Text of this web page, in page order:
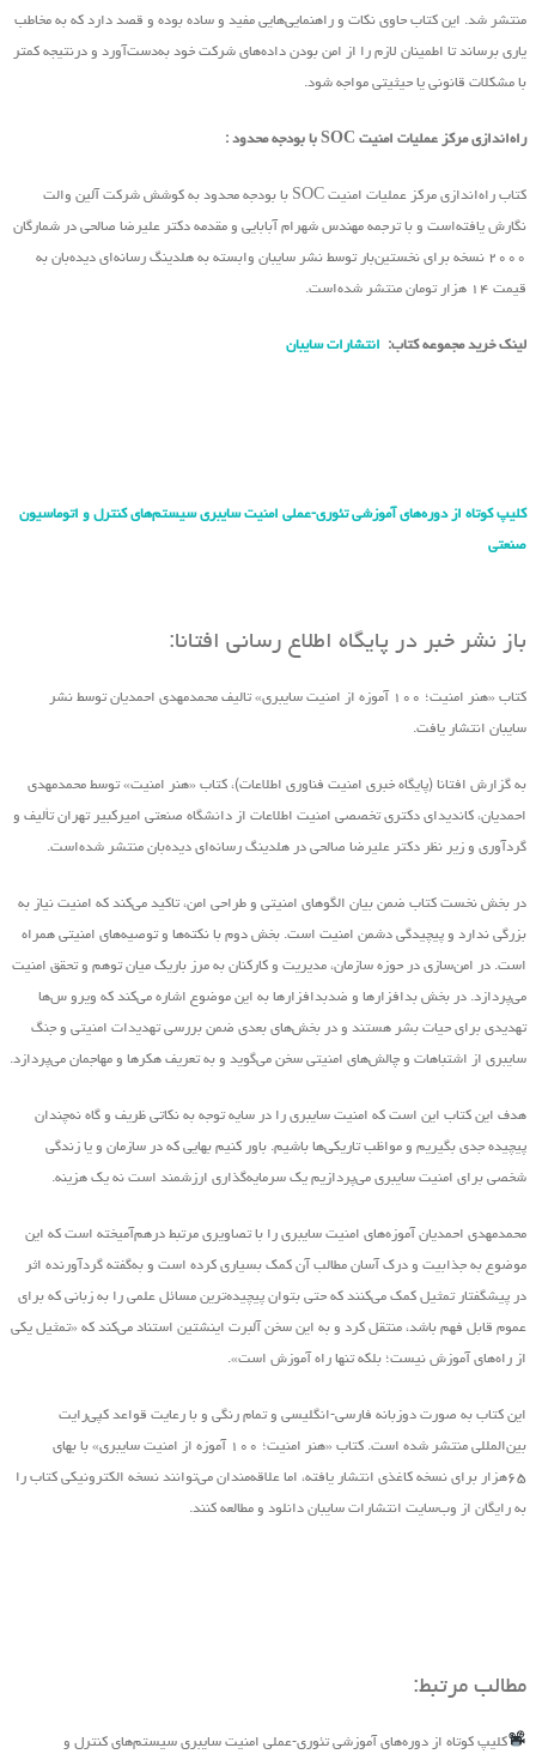
منتشر شد. این کتاب حاوی نکات و راهنمایی‌هایی مفید و ساده بوده و قصد دارد که به مخاطب
یاری برساند تا اطمینان لازم را از امن بودن داده‌های شرکت خود به‌دست‌آورد و درنتیجه کمتر
با مشکلات قانونی یا حیثیتی مواجه شود.
راه‌اندازی مرکز عملیات امنیت SOC با بودجه محدود :
کتاب راه‌اندازی مرکز عملیات امنیت SOC با بودجه محدود به کوشش شرکت آلین والت
نگارش یافته‌است و با ترجمه مهندس شهرام آبابایی و مقدمه دکتر علیرضا صالحی در شمارگان
۲۰۰۰ نسخه برای نخستین‌بار توسط نشر سایبان وابسته به هلدینگ رسانه‌ای دیده‌بان به
قیمت ۱۴ هزار تومان منتشر شده‌است.
لینک خرید مجموعه کتاب: انتشارات سایبان
کلیپ کوتاه از دوره‌های آموزشی تئوری-عملی امنیت سایبری سیستم‌های کنترل و اتوماسیون
صنعتی
باز نشر خبر در پایگاه اطلاع رسانی افتانا:
کتاب «هنر امنیت؛ ۱۰۰ آموزه از امنیت سایبری» تالیف محمدمهدی احمدیان توسط نشر
سایبان انتشار یافت.
به گزارش افتانا (پایگاه خبری امنیت فناوری اطلاعات)، کتاب «هنر امنیت» توسط محمدمهدی
احمدیان، کاندیدای دکتری تخصصی امنیت اطلاعات از دانشگاه صنعتی امیرکبیر تهران تألیف و
گردآوری و زیر نظر دکتر علیرضا صالحی در هلدینگ رسانه‌ای دیده‌بان منتشر شده‌است.
در بخش نخست کتاب ضمن بیان الگوهای امنیتی و طراحی امن، تاکید می‌کند که امنیت نیاز به
بزرگی ندارد و پیچیدگی دشمن امنیت است. بخش دوم با نکته‌ها و توصیه‌های امنیتی همراه
است. در امن‌سازی در حوزه‌ سازمان، مدیریت و کارکنان به مرز باریک میان توهم و تحقق امنیت
می‌پردازد. در بخش بدافزارها و ضدبدافزارها به این موضوع اشاره می‌کند که ویرو س‌ها
تهدیدی برای حیات بشر هستند و در بخش‌های بعدی ضمن بررسی تهدیدات امنیتی و جنگ
سایبری از اشتباهات و چالش‌های امنیتی سخن می‌گوید و به تعریف هکرها و مهاجمان می‌پردازد.
هدف این کتاب این است که امنیت سایبری را در سایه توجه به نکاتی ظریف و گاه نه‌چندان
پیچیده جدی بگیریم و مواظب تاریکی‌ها باشیم. باور کنیم بهایی که در سازمان و یا زندگی
شخصی برای امنیت سایبری می‌پردازیم یک سرمایه‌گذاری ارزشمند است نه یک هزینه.
محمدمهدی احمدیان آموزه‌های امنیت سایبری را با تصاویری مرتبط درهم‌آمیخته است که این
موضوع به جذابیت و درک آسان مطالب آن کمک بسیاری کرده است و به‌گفته گردآورنده اثر
در پیشگفتار تمثیل کمک می‌کنند که حتی بتوان پیچیده‌ترین مسائل علمی را به زبانی که برای
عموم قابل فهم باشد، منتقل کرد و به این سخن آلبرت اینشتین استناد می‌کند که «تمثیل یکی
از راه‌های آموزش نیست؛ بلکه تنها راه آموزش است».
این کتاب به صورت دوزبانه فارسی-انگلیسی و تمام رنگی و با رعایت قواعد کپی‌رایت
بین‌المللی منتشر شده است. کتاب «هنر امنیت؛ ۱۰۰ آموزه از امنیت سایبری» با بهای
۶۵هزار برای نسخه کاغذی انتشار یافته‌، اما علاقه‌مندان می‌توانند نسخه الکترونیکی کتاب را
به رایگان از وب‌سایت انتشارات سایبان دانلود و مطالعه کنند.
مطالب مرتبط:
کلیپ کوتاه از دوره‌های آموزشی تئوری-عملی امنیت سایبری سیستم‌های کنترل و